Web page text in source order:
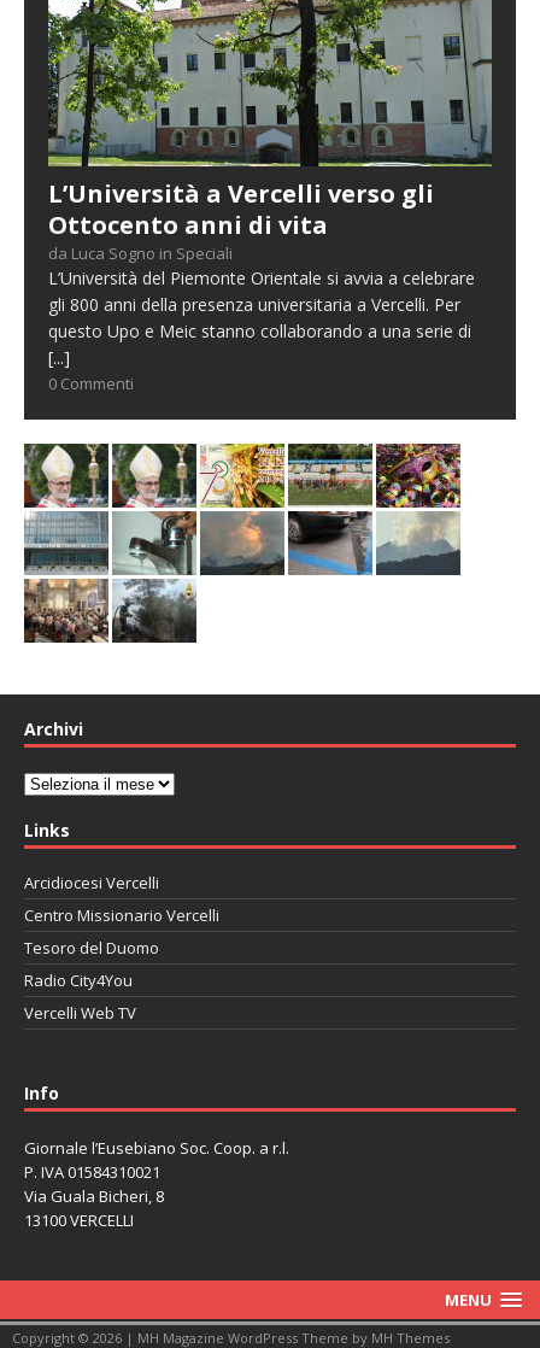
L’Università a Vercelli verso gli
Ottocento anni di vita
da Luca Sogno in Speciali
L’Università del Piemonte Orientale si avvia a celebrare
gli 800 anni della presenza universitaria a Vercelli. Per
questo Upo e Meic stanno collaborando a una serie di
[...]
0 Commenti
Archivi
Archivi
Links
Arcidiocesi Vercelli
Centro Missionario Vercelli
Tesoro del Duomo
Radio City4You
Vercelli Web TV
Info
Giornale l’Eusebiano Soc. Coop. a r.l.
P. IVA 01584310021
Via Guala Bicheri, 8
13100 VERCELLI
MENU
Copyright © 2026 | MH Magazine WordPress Theme by MH Themes